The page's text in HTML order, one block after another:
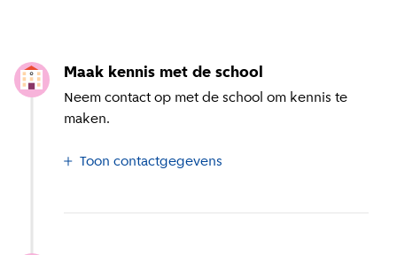
Maak kennis met de school
Neem contact op met de school om kennis te
maken.
Toon contactgegevens